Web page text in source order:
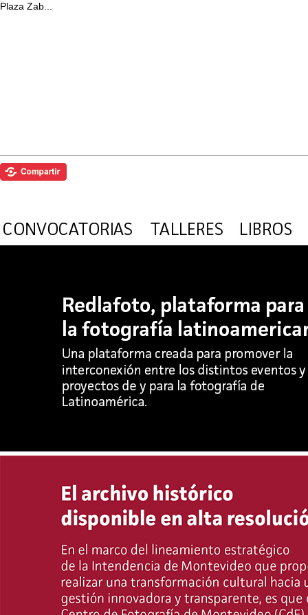
Plaza Zab...